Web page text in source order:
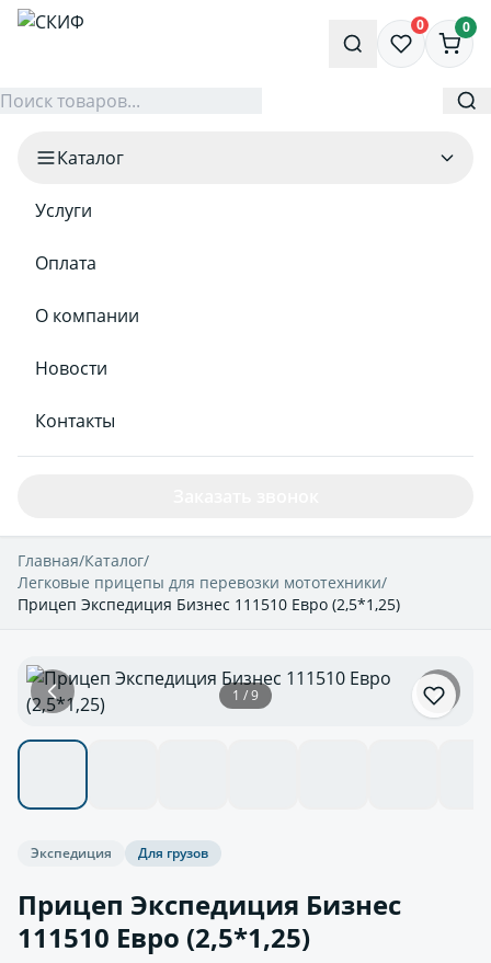
0 0
Каталог
Услуги
Оплата
О компании
Новости
Контакты
Главная/Каталог/
Легковые прицепы для перевозки мототехники/
Прицеп Экспедиция Бизнес 111510 Евро (2,5*1,25)
1 / 9
Экспедиция Для грузов
Прицеп Экспедиция Бизнес
111510 Евро (2,5*1,25)